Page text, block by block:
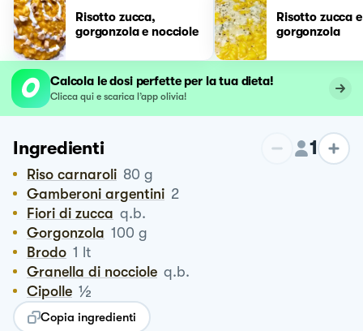
Risotto zucca,
gorgonzola e nocciole
Risotto zucca e
gorgonzola
Calcola le dosi perfette per la tua dieta!
Clicca qui e scarica l’app olivia!
Ingredienti 1
Riso carnaroli 80 g
Gamberoni argentini 2
Fiori di zucca q.b.
Gorgonzola 100 g
Brodo 1 lt
Granella di nocciole q.b.
Cipolle ½
Copia ingredienti